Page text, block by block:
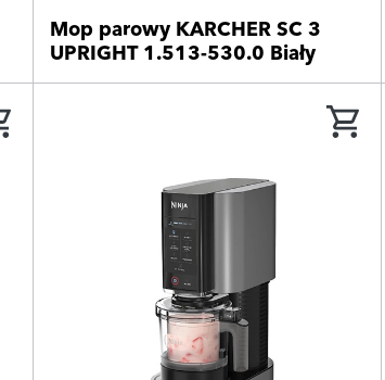
Mop parowy KARCHER SC 3
UPRIGHT 1.513-530.0 Biały